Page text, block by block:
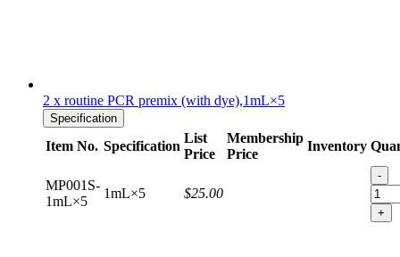
2 x routine PCR premix (with dye),1mL×5
Specification
Item No. Specification
List
Price
Membership
Price
Inventory
MP001S-
1mL×5
1mL×5 $25.00
-
+